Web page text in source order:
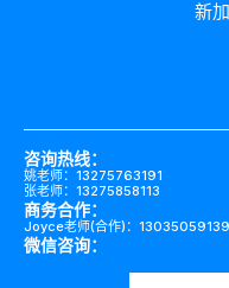
新
咨询热线：
姚老师：13275763191
张老师：13275858113
商务合作：
Joyce老师(合作)：13035059139
微信咨询：